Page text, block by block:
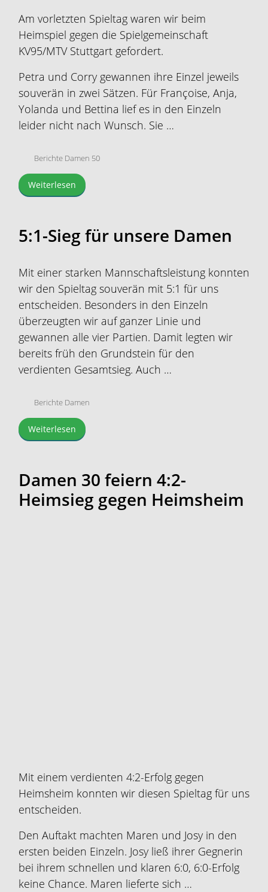
Am vorletzten Spieltag waren wir beim
Heimspiel gegen die Spielgemeinschaft
KV95/MTV Stuttgart gefordert.
Petra und Corry gewannen ihre Einzel jeweils
souverän in zwei Sätzen. Für Françoise, Anja,
Yolanda und Bettina lief es in den Einzeln
leider nicht nach Wunsch. Sie …
Berichte Damen 50
Weiterlesen
5:1-Sieg für unsere Damen
Mit einer starken Mannschaftsleistung konnten
wir den Spieltag souverän mit 5:1 für uns
entscheiden. Besonders in den Einzeln
überzeugten wir auf ganzer Linie und
gewannen alle vier Partien. Damit legten wir
bereits früh den Grundstein für den
verdienten Gesamtsieg. Auch …
Berichte Damen
Weiterlesen
Damen 30 feiern 4:2-
Heimsieg gegen Heimsheim
Mit einem verdienten 4:2-Erfolg gegen
Heimsheim konnten wir diesen Spieltag für uns
entscheiden.
Den Auftakt machten Maren und Josy in den
ersten beiden Einzeln. Josy ließ ihrer Gegnerin
bei ihrem schnellen und klaren 6:0, 6:0-Erfolg
keine Chance. Maren lieferte sich …